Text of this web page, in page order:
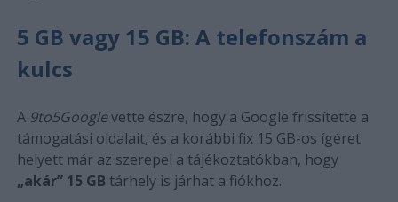
5 GB vagy 15 GB: A telefonszám a
kulcs
A 9to5Googlevette észre, hogy a Google frissítette a
támogatási oldalait, és a korábbi fix 15 GB-os ígéret
helyett már az szerepel a tájékoztatókban, hogy
„akár” 15 GB tárhely is járhat a fiókhoz.